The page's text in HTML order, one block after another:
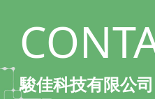
駿佳科技有限公司